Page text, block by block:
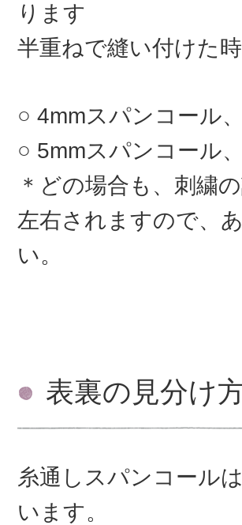
ります
半重ねで縫い付けた
4mmスパンコール
5mmスパンコール
＊どの場合も、刺繍
左右されますので、
い。
表裏の見分け
糸通しスパンコール
います。